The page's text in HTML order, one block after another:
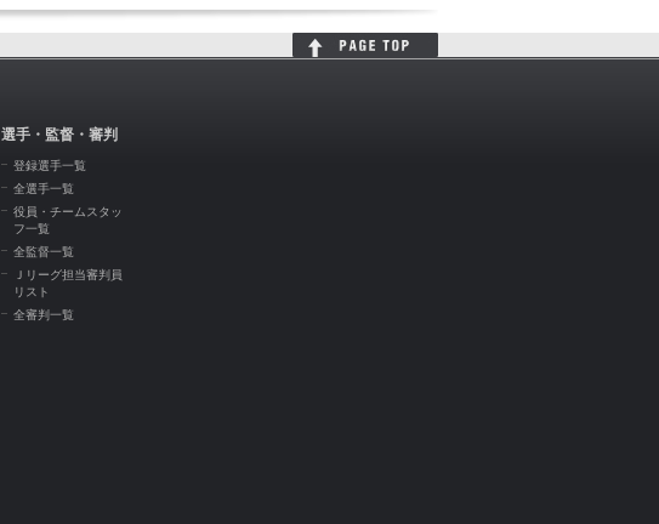
選手・監督・審判
登録選手一覧
全選手一覧
役員・チームスタッ
フ一覧
全監督一覧
Ｊリーグ担当審判員
リスト
全審判一覧